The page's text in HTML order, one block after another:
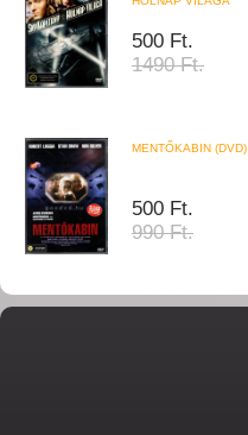
500 Ft.
1490 Ft.
MENTŐKABIN (DVD)
500 Ft.
990 Ft.